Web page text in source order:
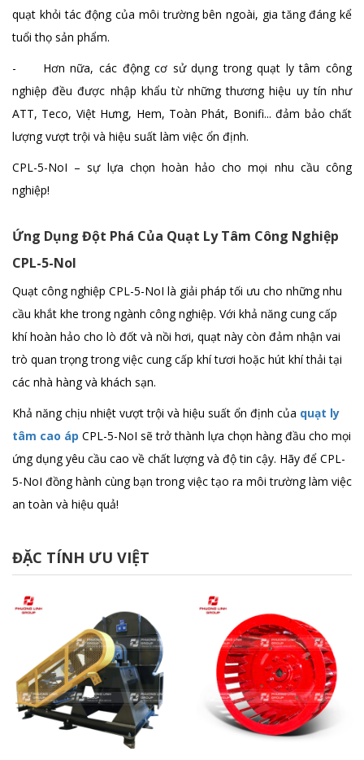
quạt khỏi tác động của môi trường bên ngoài, gia tăng đáng kể
tuổi thọ sản phẩm.
- Hơn nữa, các động cơ sử dụng trong quạt ly tâm công
nghiệp đều được nhập khẩu từ những thương hiệu uy tín như
ATT, Teco, Việt Hưng, Hem, Toàn Phát, Bonifi... đảm bảo chất
lượng vượt trội và hiệu suất làm việc ổn định.
CPL-5-NoI – sự lựa chọn hoàn hảo cho mọi nhu cầu công
nghiệp!
Ứng Dụng Đột Phá Của Quạt Ly Tâm Công Nghiệp
CPL-5-NoI
Quạt công nghiệp CPL-5-NoI là giải pháp tối ưu cho những nhu
cầu khắt khe trong ngành công nghiệp. Với khả năng cung cấp
khí hoàn hảo cho lò đốt và nồi hơi, quạt này còn đảm nhận vai
trò quan trọng trong việc cung cấp khí tươi hoặc hút khí thải tại
các nhà hàng và khách sạn.
Khả năng chịu nhiệt vượt trội và hiệu suất ổn định của quạt ly
tâm cao áp CPL-5-NoI sẽ trở thành lựa chọn hàng đầu cho mọi
ứng dụng yêu cầu cao về chất lượng và độ tin cậy. Hãy để CPL-
5-NoI đồng hành cùng bạn trong việc tạo ra môi trường làm việc
an toàn và hiệu quả!
ĐẶC TÍNH ƯU VIỆT